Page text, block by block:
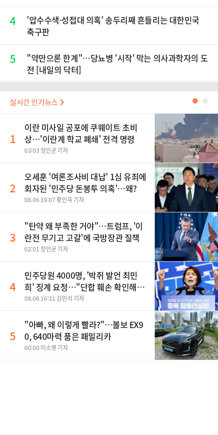
4
'압수수색·성접대 의혹' 송두리째 흔들리는 대한민국
축구판
5
"약만으론 한계"…당뇨병 '시작' 막는 의사과학자의 도
전 [내일의 닥터]
실시간 인기뉴스 ●
1
이란 미사일 공포에 쿠웨이트 초비
상…'이란계 학교 폐쇄' 전격 명령
03:03 정인균 기자
2
오세훈 '여론조사비 대납' 1심 유죄에
회자된 '민주당 돈봉투 의혹'…왜?
08.06 19:07 황인욱 기자
3
"탄약 왜 부족한 거야"…트럼프, '이
란전 무기고 고갈'에 국방장관 질책
02:01 정인균 기자
4
민주당원 4000명, '박쥐 발언 최민
희' 징계 요청…"단합 훼손 확인해
야"
08.06 16:31 김민석 기자
5
"아빠, 왜 이렇게 빨라?"…볼보 EX9
0, 640마력 품은 패밀리카
00:00 이소영 기자